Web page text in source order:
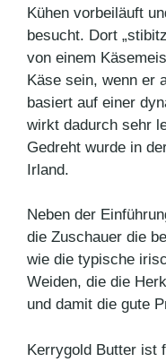
Kühen vorbeiläuft
besucht. Dort
von einem
Käse sein, wenn er
basiert auf einer
wirkt dadurch sehr
Gedreht wurde in
Irland.
Neben der
die Zuschauer die
wie die typische
Weiden, die die
und damit die gute
Kerrygold Butter ist